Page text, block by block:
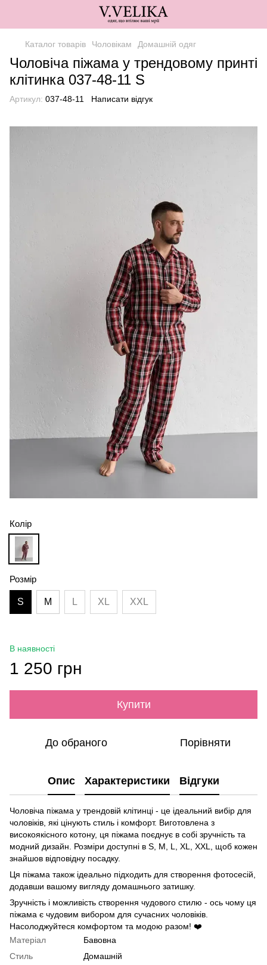
Каталог товарів Чоловікам Домашній одяг
Чоловіча піжама у трендовому принті
клітинка 037-48-11 S
Артикул: 037-48-11 Написати відгук
Колір
Розмір
S M L XL XXL
В наявності
1 250 грн
Купити
До обраного Порівняти
Опис Характеристики Відгуки
Чоловіча піжама у трендовій клітинці - це ідеальний вибір для
чоловіків, які цінують стиль і комфорт. Виготовлена з
високоякісного котону, ця піжама поєднує в собі зручність та
модний дизайн. Розміри доступні в S, M, L, XL, XXL, щоб кожен
знайшов відповідну посадку.
Ця піжама також ідеально підходить для створення фотосесій,
додавши вашому вигляду домашнього затишку.
Зручність і можливість створення чудового стилю - ось чому ця
піжама є чудовим вибором для сучасних чоловіків.
Насолоджуйтеся комфортом та модою разом! ❤️
Матеріал
Бавовна
Стиль
Домашній